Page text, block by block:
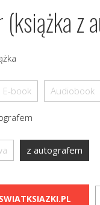
z
E-book Audiobook
z autografem